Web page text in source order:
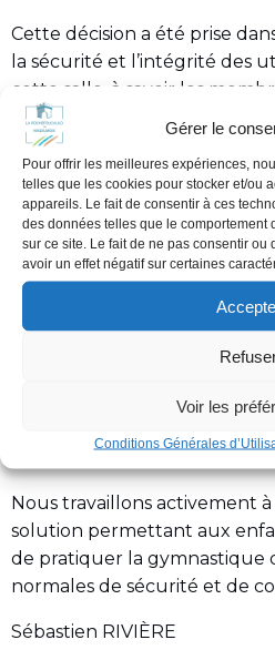
Gérer le
Pour offrir les meilleures expériences,
telles que les cookies pour stocker et/ou
appareils. Le fait de consentir à ces
des données telles que le comportement
sur ce site. Le fait de ne pas consentir ou
avoir un effet négatif sur certaines
Voir les
Conditions Générales
Cette décision a été prise
la sécurité et l’intégrité des
cette salle, à savoir les
l’Étoile Sportive de
scolaires qui l’utilisent
alors même que son
dehors d’un cadre
travaux de consolidation des
réalisés.
À ce jour, nous mettons
cette salle puisse être de
compter de septembre 2026.
Toutefois, cette réouverture
préconisations de remise en
Nous travaillons activement
solution permettant aux
de pratiquer la gymnastique
normales de sécurité et de
Sébastien RIVIÈRE